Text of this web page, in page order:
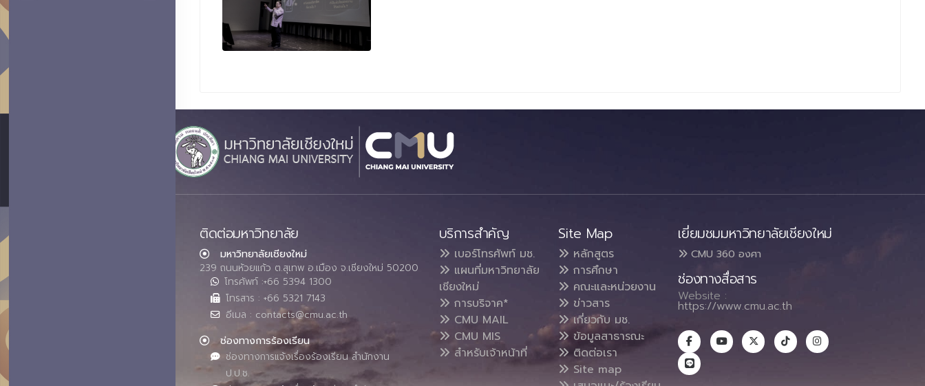
ติดต่อมหาวิทยาลัย
มหาวิทยาลัยเชียงใหม่
239 ถนนห้วยแก้ว ต.สุเทพ อ.เมือง จ.เชียงใหม่ 50200
โทรศัพท์ :+66 5394 1300
โทรสาร : +66 5321 7143
อีเมล : contacts@cmu.ac.th
ช่องทางการร้องเรียน
ช่องทางการแจ้งเรื่องร้องเรียน สำนักงาน
ป.ป.ช.
บริการสำคัญ
เบอร์โทรศัพท์ มช.
แผนที่มหาวิทยาลัย
เชียงใหม่
การบริจาค*
CMU MAIL
CMU MIS
สำหรับเจ้าหน้าที่
Site Map
หลักสูตร
การศึกษา
คณะและหน่วยงาน
ข่าวสาร
เกี่ยวกับ มช.
ข้อมูลสาธารณะ
ติดต่อเรา
Site map
เยี่ยมชมมหาวิทยาลัยเชียงใหม่
CMU 360 องศา
ช่องทางสื่อสาร
Website :
https://www.cmu.ac.th